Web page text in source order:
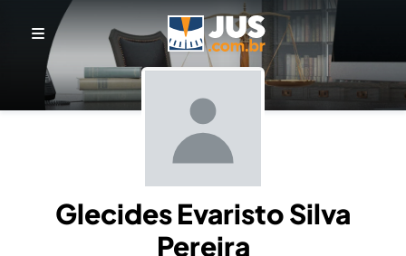
Glecides Evaristo Silva
Pereira